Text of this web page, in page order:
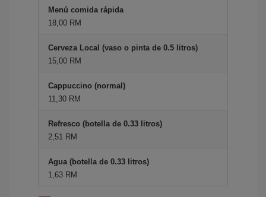
Menú comida rápida
18,00 RM
Cerveza Local (vaso o pinta de 0.5 litros)
15,00 RM
Cappuccino (normal)
11,30 RM
Refresco (botella de 0.33 litros)
2,51 RM
Agua (botella de 0.33 litros)
1,63 RM